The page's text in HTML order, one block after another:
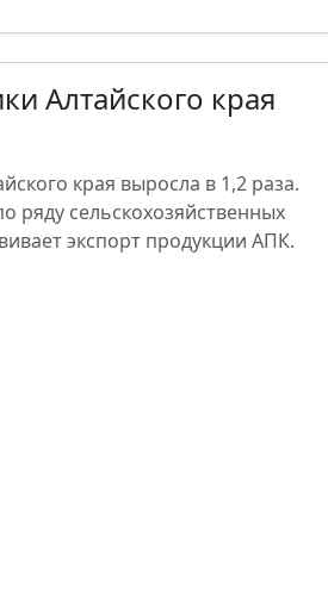
Алтайского края
края выросла в 1,2 раза.
ряду сельскохозяйственных
экспорт продукции АПК.